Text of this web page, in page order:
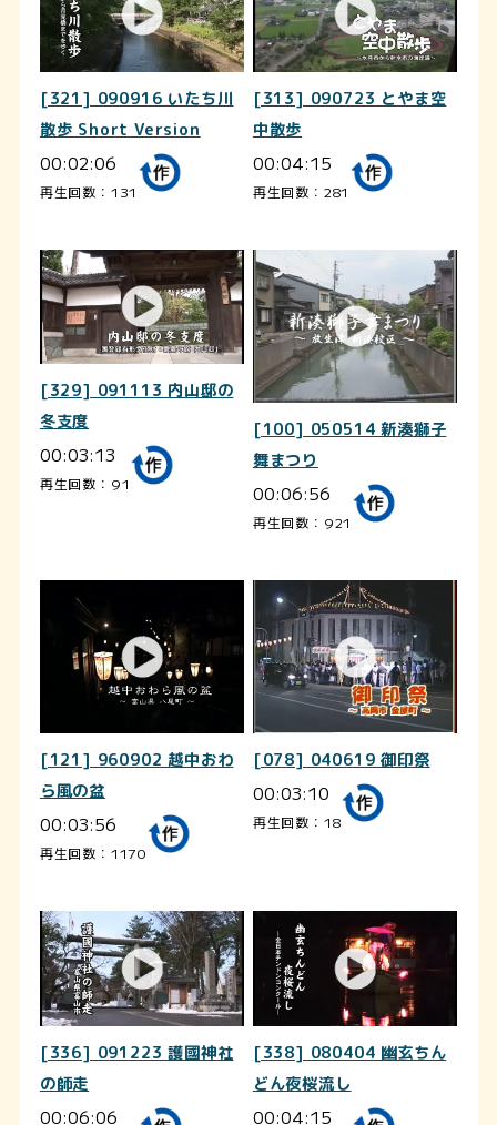
[321] 090916 いたち川
散歩 Short Version
00:02:06
再生回数：131
[313] 090723 とやま空
中散歩
00:04:15
再生回数：281
[329] 091113 内山邸の
冬支度
00:03:13
再生回数：91
[100] 050514 新湊獅子
舞まつり
00:06:56
再生回数：921
[121] 960902 越中おわ
ら風の盆
00:03:56
再生回数：1170
[078] 040619 御印祭
00:03:10
再生回数：18
[336] 091223 護國神社
の師走
00:06:06
[338] 080404 幽玄ちん
どん夜桜流し
00:04:15